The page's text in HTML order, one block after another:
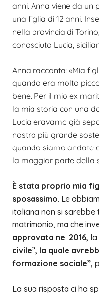
anni. Anna viene da un
una figlia di 12 anni.
nella provincia di
conosciuto Lucia,
Anna racconta: «Mia
quando era molto
bene. Per il mio ex
la mia storia con una
Lucia eravamo già
nostro più grande
quando siamo andate
la maggior parte della
È stata proprio mia
sposassimo. Le
italiana non si
matrimonio, ma che
approvata nel 2016, la
civile”, la quale
formazione sociale”,
La sua risposta ci ha